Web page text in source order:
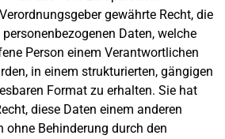
gewährte Recht, die
Daten, welche
Person einem Verantwortlichen
in einem strukturierten, gängigen
Format zu erhalten. Sie hat
diese Daten einem anderen
ohne Behinderung durch den